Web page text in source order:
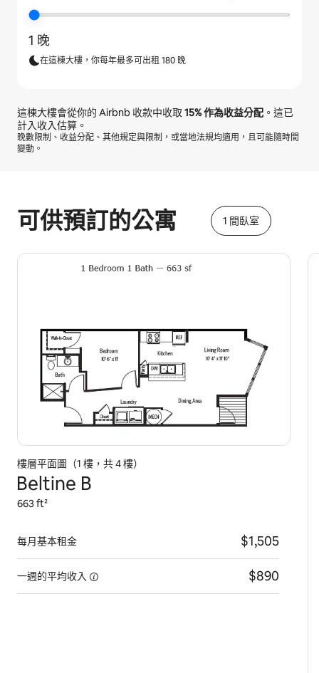
1 晚
在這棟大樓，你每年最多可出租 180 晚
這棟大樓會從你的 Airbnb 收款中收取 15%作為收益分配 。這已
計入收入估算。
晚數限制、收益分配、其他規定與限制，或當地法規均適用，且可能隨時間
變動。
可供預訂的公寓 1 間臥室
樓層平面圖（1 樓，共 4 樓）
Beltine B
663 ft²
每月基本租金 $1,505
一週的平均收入 $890